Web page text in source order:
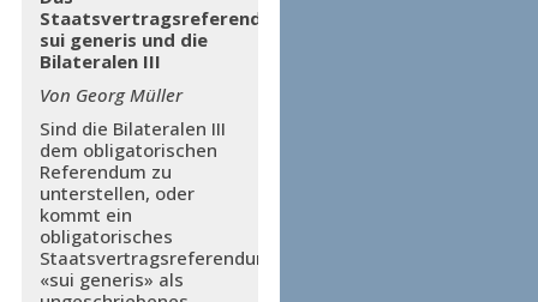
Staatsvertragsreferendum
sui generis und die
Bilateralen III
Von Georg Müller
Sind die Bilateralen III
dem obligatorischen
Referendum zu
unterstellen, oder
kommt ein
obligatorisches
Staatsvertragsreferendum
«sui generis» als